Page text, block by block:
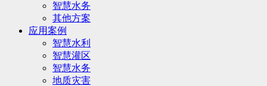
智慧水务
其他方案
应用案例
智慧水利
智慧灌区
智慧水务
地质灾害